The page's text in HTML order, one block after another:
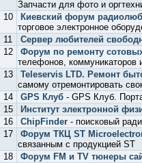
Запчасти для фото и
10 Киевский форум
торговое электронное
11 Сервер любителей
12
Форум по ремонту
телефонов, коммуникаторов
13 Teleservis LTD. Ремонт
самому отремонтировать
14 GPS Клуб- GPS Клуб.
15
Институт электронной
16
ChipFinder- поисковый
17
Форум ТКЦ ST
связанным с продукцией ST
18 Форум FM и TV тюнеры